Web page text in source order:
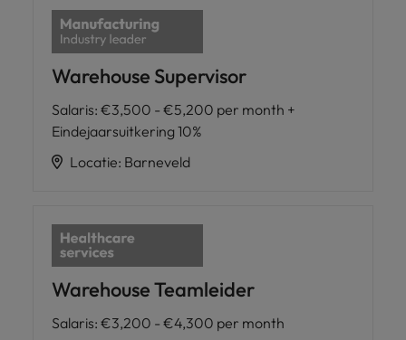
Warehouse Supervisor
Salaris: €3,500 - €5,200 per month +
Eindejaarsuitkering 10%
Locatie: Barneveld
Warehouse Teamleider
Salaris: €3,200 - €4,300 per month